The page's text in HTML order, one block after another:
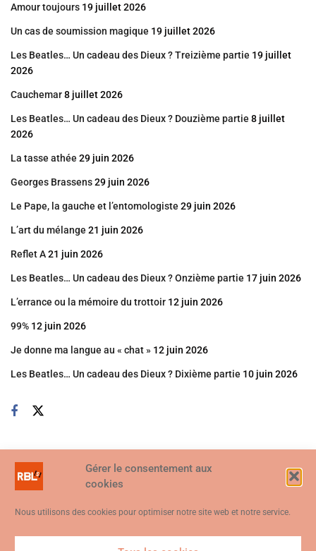
Gérer le consentement aux
cookies
Nous utilisons des cookies pour optimiser notre site web et notre service.
Amour toujours 19 juillet 2026
Un cas de soumission magique 19 juillet 2026
Les Beatles… Un cadeau des Dieux ? Treizième partie 19 juillet
2026
Cauchemar8 juillet 2026
Les Beatles… Un cadeau des Dieux ? Douzième partie 8 juillet
2026
La tasse athée 29 juin 2026
Georges Brassens29 juin 2026
Le Pape, la gauche et l’entomologiste 29 juin 2026
L’art du mélange 21 juin 2026
Reflet A21 juin 2026
Les Beatles… Un cadeau des Dieux ? Onzième partie 17 juin 2026
L’errance ou la mémoire du trottoir 12 juin 2026
99% 12 juin 2026
Je donne ma langue au « chat » 12 juin 2026
Les Beatles… Un cadeau des Dieux ? Dixième partie 10 juin 2026